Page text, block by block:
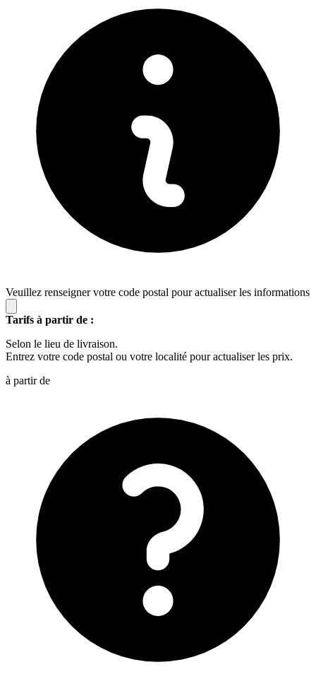
Veuillez renseigner votre code postal pour actualiser les informations
Tarifs à partir de :
Selon le lieu de livraison.
Entrez votre code postal ou votre localité pour actualiser les prix.
à partir de